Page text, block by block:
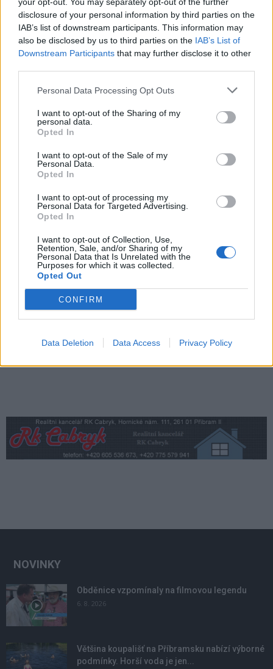
disclosure of your personal information by third parties on the
IAB’s list of downstream participants. This information may
also be disclosed by us to third parties on the IAB’s List of
Downstream Participants that may further disclose it to other
Personal Data Processing Opt Outs
I want to opt-out of the Sharing of my
personal data.
Opted In
I want to opt-out of the Sale of my
Personal Data.
Opted In
I want to opt-out of processing my
Personal Data for Targeted Advertising.
Opted In
I want to opt-out of Collection, Use,
Retention, Sale, and/or Sharing of my
Personal Data that Is Unrelated with the
Purposes for which it was collected.
Opted Out
CONFIRM
Data Deletion Data Access Privacy Policy
Přednáška v Příbrami opět
otevřela záhadu Štěchovického
Arnošt Frauenberg přiveze do
Příbrami nový stand-up „Protože
SOUVISEJÍCÍ ČLÁNKY
VÍCE OD AUTORA
Většina koupališť na Příbramsku nabízí
výborné podmínky. Horší voda je jen na
Zpravodajství
Příbram modernizuje parkovací automaty.
Středočeský kraj upravil pravidla soutěže.
Obce nově získají body i za předcházení
vzniku odpadu
NOVINKY
Obděnice vzpomínaly na filmovou legendu
6. 8. 2026
Většina koupališť na Příbramsku nabízí výborné
podmínky. Horší voda je jen...